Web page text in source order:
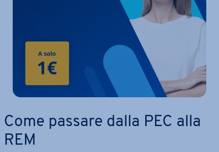
Come passare dalla PEC alla
REM